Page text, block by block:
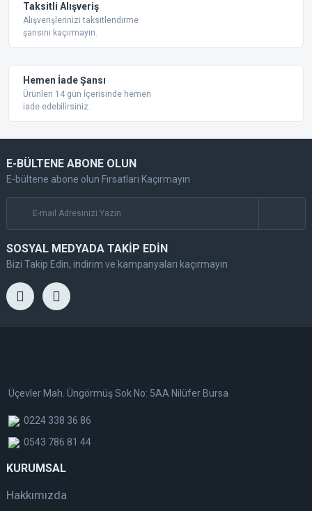
Taksitli Alışveriş
Alışverişlerinizi taksitlendirme
şansını kaçırmayın.
Hemen İade Şansı
Ürünleri 14 gün İçerisinde hemen
iade edebilirsiniz.
E-BÜLTENE ABONE OLUN
E-bültene abone olun Fırsatları Kaçırmayın
SOSYAL MEDYADA TAKİP EDİN
Bizi Takip Edin, indirim ve kampanyaları kaçırmayın
Üçevler Mah. Üngörmüş Sok No: 5AA Nilüfer Bursa
0224 338 36 86
0543 786 81 44
KURUMSAL
Hakkımızda